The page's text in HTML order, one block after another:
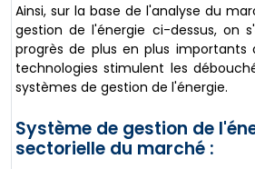
Ainsi, sur la base de l'analyse du
gestion de l'énergie ci-dessus, on
progrès de plus en plus importants
technologies stimulent les
systèmes de gestion de l'énergie.
Système de gestion de
sectorielle du marché :